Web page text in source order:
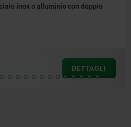
inox o alluminio con doppio
DETTAGLI